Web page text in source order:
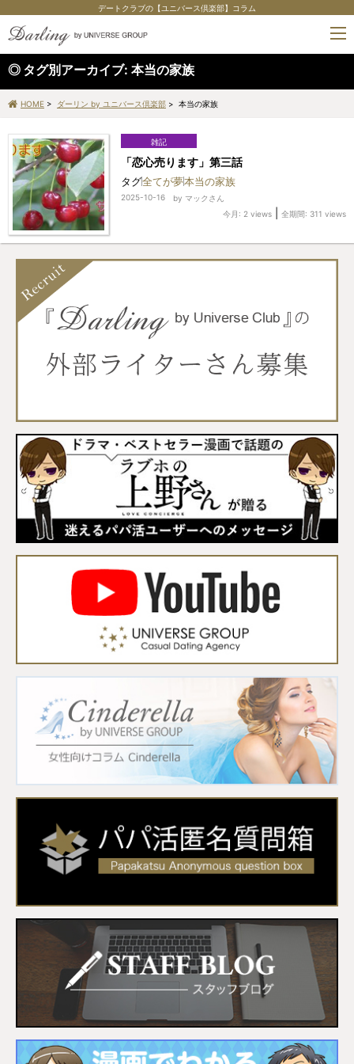
デートクラブの【ユニバース倶楽部】コラム
タグ別アーカイブ: 本当の家族
HOME > ダーリン by ユニバース倶楽部 > 本当の家族
雑記
「恋心売ります」第三話
タグ全てが夢本当の家族
2025-10-16 by マックさん
今月: 2 views
全期間: 311 views